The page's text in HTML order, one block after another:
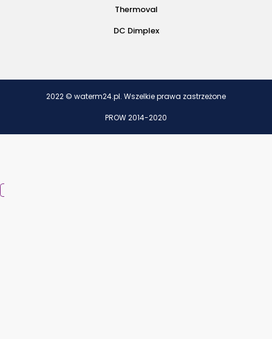
Thermoval
DC Dimplex
2022 © waterm24.pl. Wszelkie prawa zastrzeżone
PROW 2014-2020